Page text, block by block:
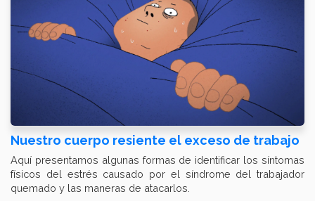
Nuestro cuerpo resiente el exceso de trabajo
Aquí presentamos algunas formas de identificar los síntomas
físicos del estrés causado por el síndrome del trabajador
quemado y las maneras de atacarlos.